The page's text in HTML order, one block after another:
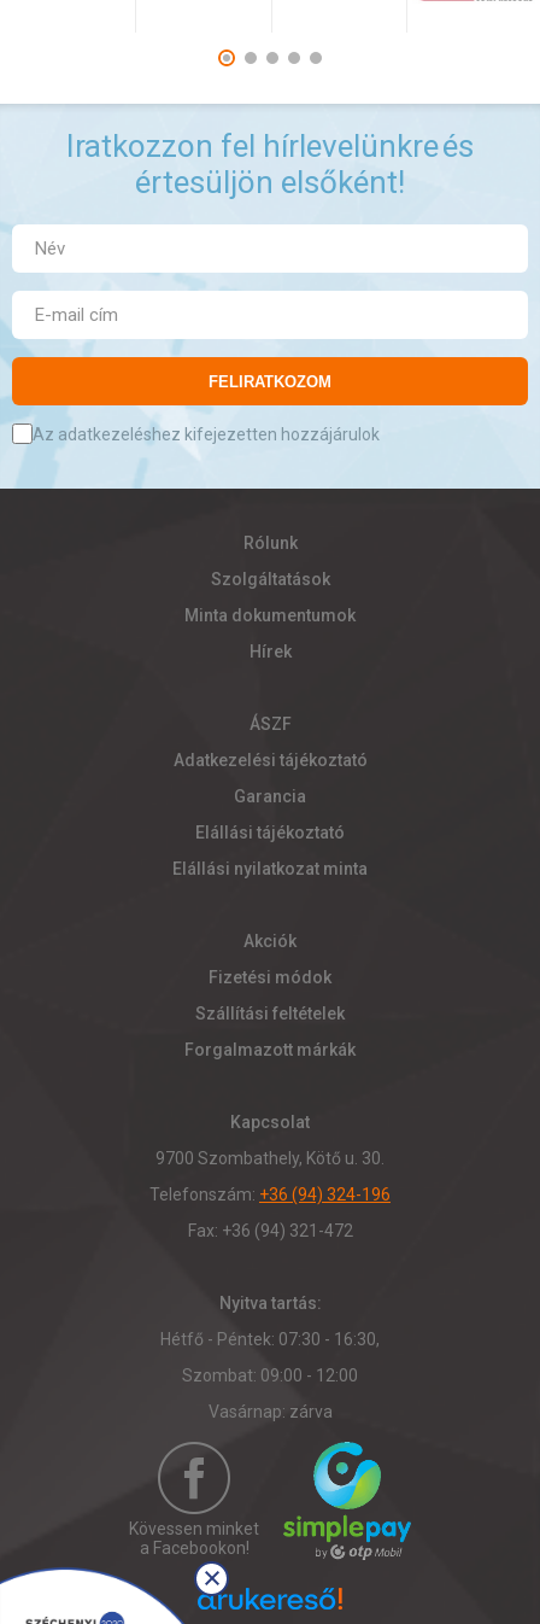
Iratkozzon fel hírlevelünkreés
értesüljön elsőként!
FELIRATKOZOM
Az adatkezeléshez kifejezetten hozzájárulok
Rólunk
Szolgáltatások
Minta dokumentumok
Hírek
ÁSZF
Adatkezelési tájékoztató
Garancia
Elállási tájékoztató
Elállási nyilatkozat minta
Akciók
Fizetési módok
Szállítási feltételek
Forgalmazott márkák
Kapcsolat
9700 Szombathely, Kötő u. 30.
Telefonszám: +36 (94) 324-196
Fax: +36 (94) 321-472
Nyitva tartás:
Hétfő - Péntek: 07:30 - 16:30,
Szombat: 09:00 - 12:00
Vasárnap: zárva
Kövessen minket
a Facebookon!